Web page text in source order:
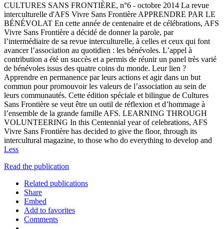
CULTURES SANS FRONTIÈRE, n°6 - octobre 2014 La revue
interculturelle d'AFS Vivre Sans Frontière APPRENDRE PAR LE
BÉNÉVOLAT En cette année de centenaire et de célébrations, AFS
Vivre Sans Frontière a décidé de donner la parole, par
l’intermédiaire de sa revue interculturelle, à celles et ceux qui font
avancer l’association au quotidien : les bénévoles. L’appel à
contribution a été un succès et a permis de réunir un panel très varié
de bénévoles issus des quatre coins du monde. Leur lien ?
Apprendre en permanence par leurs actions et agir dans un but
commun pour promouvoir les valeurs de l’association au sein de
leurs communautés. Cette édition spéciale et bilingue de Cultures
Sans Frontière se veut être un outil de réflexion et d’hommage à
l’ensemble de la grande famille AFS. LEARNING THROUGH
VOLUNTEERING In this Centennial year of celebrations, AFS
Vivre Sans Frontière has decided to give the floor, through its
intercultural magazine, to those who do everything to develop and
Less
Read the publication
Related publications
Share
Embed
Add to favorites
Comments